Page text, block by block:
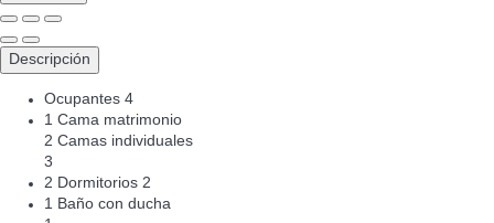
Descripción
Ocupantes 4
1 Cama matrimonio
2 Camas individuales
3
2 Dormitorios 2
1 Baño con ducha